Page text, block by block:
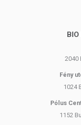
BIO
2040
Fény
1024
Pólus
1152